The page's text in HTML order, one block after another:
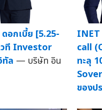
อกเบี้ย [5.25-
วที Investor
ล — บริษัท อิน
INET
call
ทะลุ
ของป